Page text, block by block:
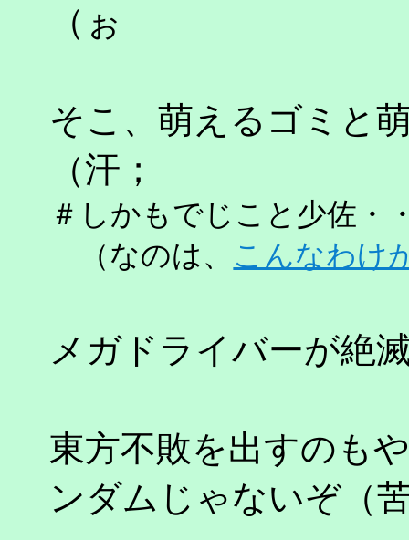
（ぉ
そこ、萌えるゴミと
（汗；
＃しかもでじこと少佐・
（なのは、
こんなわけ
メガドライバーが絶
東方不敗を出すのも
ンダムじゃないぞ（